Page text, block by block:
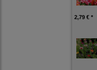
2,79 € *